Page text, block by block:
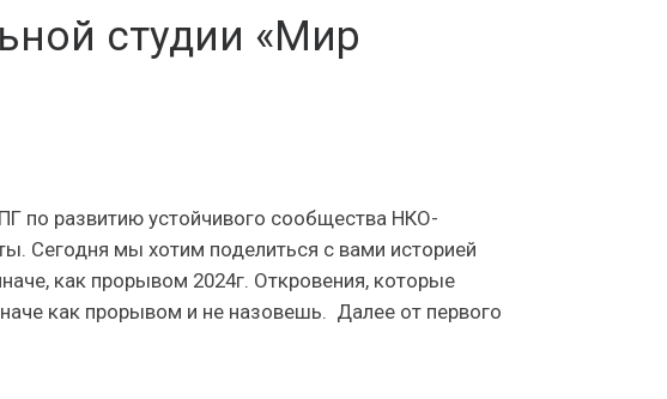
студии «Мир
по развитию устойчивого сообщества НКО-
Сегодня мы хотим поделиться с вами историей
как прорывом 2024г. Откровения, которые
как прорывом и не назовешь. Далее от первого